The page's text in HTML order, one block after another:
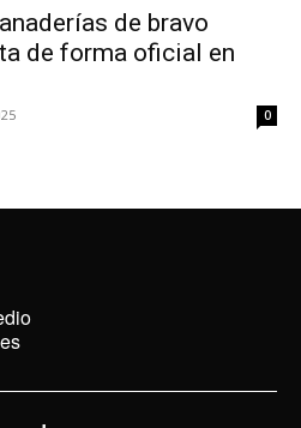
de bravo
de forma oficial en
0